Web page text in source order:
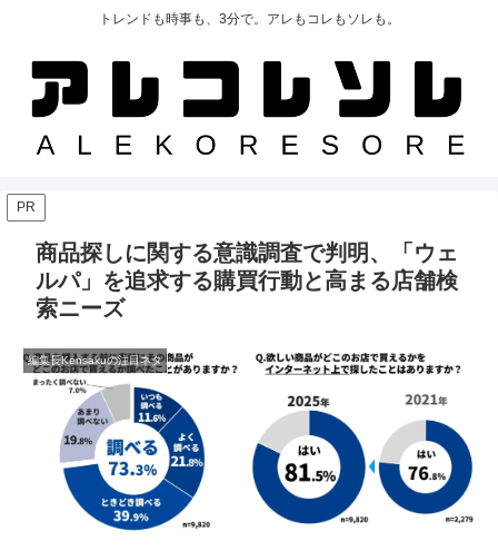
トレンドも時事も、3分で。アレもコレもソレも。
PR
商品探しに関する意識調査で判明、「ウェ
ルパ」を追求する購買行動と高まる店舗検
索ニーズ
編集長Kensakuの注目ネタ